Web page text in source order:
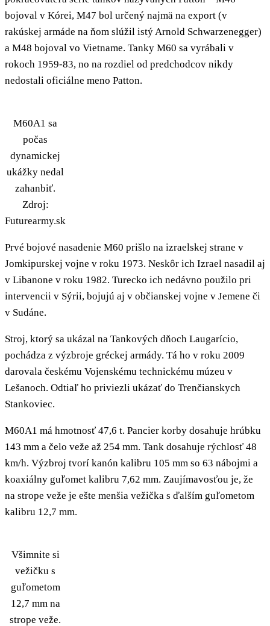
bojoval v Kórei, M47 bol určený najmä na export (v
rakúskej armáde na ňom slúžil istý Arnold Schwarzenegger)
a M48 bojoval vo Vietname. Tanky M60 sa vyrábali v
rokoch 1959-83, no na rozdiel od predchodcov nikdy
nedostali oficiálne meno Patton.
M60A1 sa
počas
dynamickej
ukážky nedal
zahanbiť.
Zdroj:
Futurearmy.sk
Prvé bojové nasadenie M60 prišlo na izraelskej strane v
Jomkipurskej vojne v roku 1973. Neskôr ich Izrael nasadil aj
v Libanone v roku 1982. Turecko ich nedávno použilo pri
intervencii v Sýrii, bojujú aj v občianskej vojne v Jemene či
v Sudáne.
Stroj, ktorý sa ukázal na Tankových dňoch Laugarício,
pochádza z výzbroje gréckej armády. Tá ho v roku 2009
darovala českému Vojenskému technickému múzeu v
Lešanoch. Odtiaľ ho priviezli ukázať do Trenčianskych
Stankoviec.
M60A1 má hmotnosť 47,6 t. Pancier korby dosahuje hrúbku
143 mm a čelo veže až 254 mm. Tank dosahuje rýchlosť 48
km/h. Výzbroj tvorí kanón kalibru 105 mm so 63 nábojmi a
koaxiálny guľomet kalibru 7,62 mm. Zaujímavosťou je, že
na strope veže je ešte menšia vežička s ďalším guľometom
kalibru 12,7 mm.
Všimnite si
vežičku s
guľometom
12,7 mm na
strope veže.